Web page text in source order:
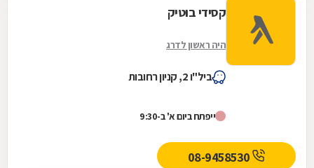
קסידי בוטיק
היה ראשון לדרג
ביל"ו 2, קניון רחובות
ייפתח ביום א' ב-9:30
08-9458530